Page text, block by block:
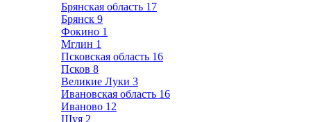
Брянская область 17
Брянск 9
Фокино 1
Мглин 1
Псковская область 16
Псков 8
Великие Луки 3
Ивановская область 16
Иваново 12
Шуя 2